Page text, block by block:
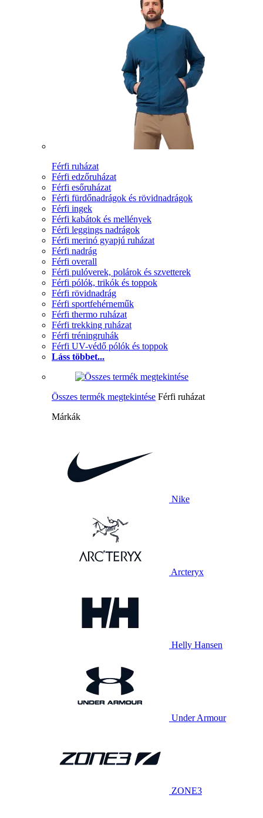
Férfi ruházat
Férfi edzőruházat
Férfi esőruházat
Férfi fürdőnadrágok és rövidnadrágok
Férfi ingek
Férfi kabátok és mellények
Férfi leggings nadrágok
Férfi merinó gyapjú ruházat
Férfi nadrág
Férfi overall
Férfi pulóverek, polárok és szvetterek
Férfi pólók, trikók és toppok
Férfi rövidnadrág
Férfi sportfehérneműk
Férfi thermo ruházat
Férfi trekking ruházat
Férfi tréningruhák
Férfi UV-védő pólók és toppok
Láss többet...
Összes termék megtekintése Férfi ruházat
Márkák
Nike
Arcteryx
Helly Hansen
Under Armour
ZONE3